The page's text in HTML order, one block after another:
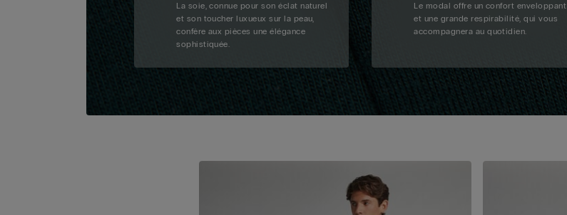
La soie, connue pour son éclat naturel
et son toucher luxueux sur la peau,
confère aux pièces une élégance
sophistiquée.
Le modal offre un confort enveloppant
et une grande respirabilité, qui vous
accompagnera au quotidien.